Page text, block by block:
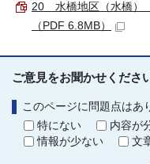
20 水橋地区（水橋）
（PDF 6.8MB）
ご意見をお聞かせください
このページに問題点はあ
特にない
内容が
情報が少ない
文